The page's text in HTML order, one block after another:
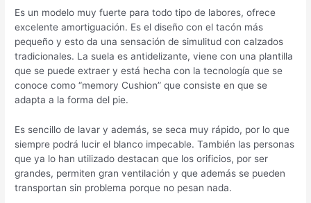
Es un modelo muy fuerte para todo tipo de labores, ofrece
excelente amortiguación. Es el diseño con el tacón más
pequeño y esto da una sensación de simulitud con calzados
tradicionales. La suela es antidelizante, viene con una plantilla
que se puede extraer y está hecha con la tecnología que se
conoce como “memory Cushion” que consiste en que se
adapta a la forma del pie.
Es sencillo de lavar y además, se seca muy rápido, por lo que
siempre podrá lucir el blanco impecable. También las personas
que ya lo han utilizado destacan que los orificios, por ser
grandes, permiten gran ventilación y que además se pueden
transportan sin problema porque no pesan nada.